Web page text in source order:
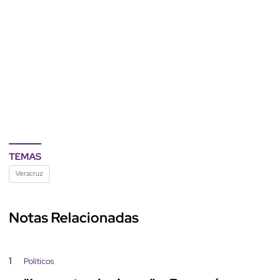
TEMAS
Veracruz
Notas Relacionadas
1 Políticos